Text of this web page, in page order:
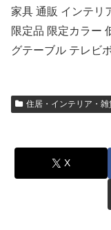
家具 通販 インテリ
限定品 限定カラー
グテーブル テレビ
住居・インテリア・雑
X